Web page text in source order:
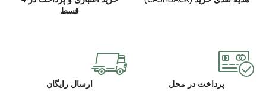
قسط
پرداخت در محل ارسال رایگان